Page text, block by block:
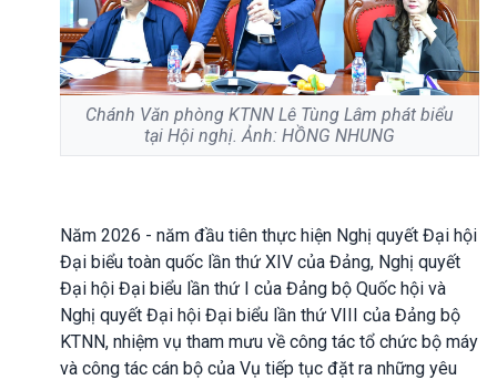
Chánh Văn phòng KTNN Lê Tùng Lâm phát biểu
tại Hội nghị. Ảnh: HỒNG NHUNG
Năm 2026 - năm đầu tiên thực hiện Nghị quyết Đại hội
Đại biểu toàn quốc lần thứ XIV của Đảng, Nghị quyết
Đại hội Đại biểu lần thứ I của Đảng bộ Quốc hội và
Nghị quyết Đại hội Đại biểu lần thứ VIII của Đảng bộ
KTNN, nhiệm vụ tham mưu về công tác tổ chức bộ máy
và công tác cán bộ của Vụ tiếp tục đặt ra những yêu